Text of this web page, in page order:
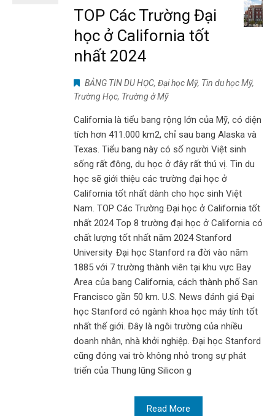
TOP Các Trường Đại
học ở California tốt
nhất 2024
BẢNG TIN DU HỌC, Đại học Mỹ, Tin du học Mỹ,
Trường Học, Trường ở Mỹ
California là tiểu bang rộng lớn của Mỹ, có diện
tích hơn 411.000 km2, chỉ sau bang Alaska và
Texas. Tiểu bang này có số người Việt sinh
sống rất đông, du học ở đây rất thú vị. Tin du
học sẽ giới thiệu các trường đại học ở
California tốt nhất dành cho học sinh Việt
Nam. TOP Các Trường Đại học ở California tốt
nhất 2024 Top 8 trường đại học ở California có
chất lượng tốt nhất năm 2024 Stanford
University Đại học Stanford ra đời vào năm
1885 với 7 trường thành viên tại khu vực Bay
Area của bang California, cách thành phố San
Francisco gần 50 km. U.S. News đánh giá Đại
học Stanford có ngành khoa học máy tính tốt
nhất thế giới. Đây là ngôi trường của nhiều
doanh nhân, nhà khởi nghiệp. Đại học Stanford
cũng đóng vai trò không nhỏ trong sự phát
triển của Thung lũng Silicon g
Read More